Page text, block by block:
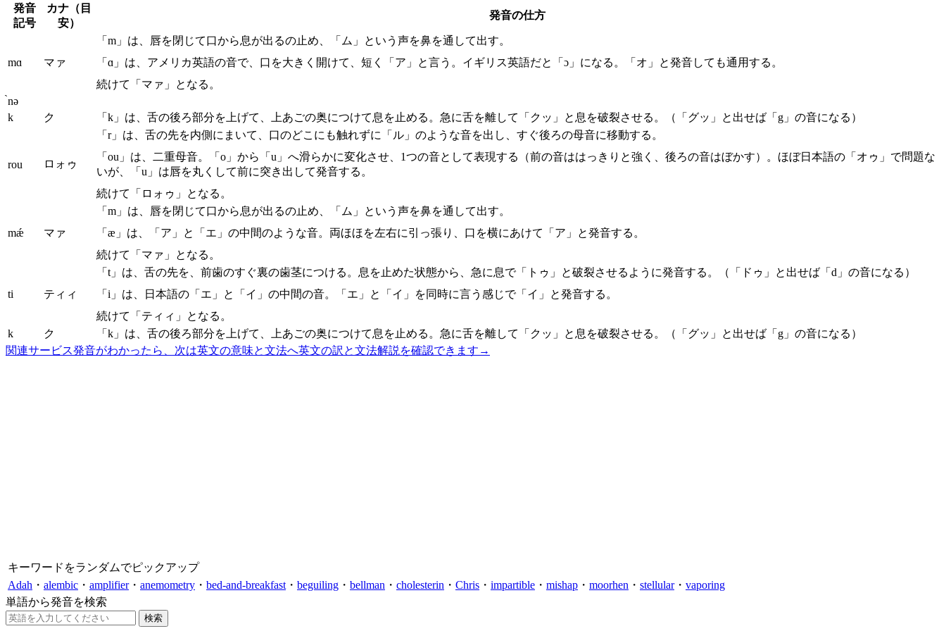
発音
記号
カナ（目
安）
発音の仕方
mɑ マァ
「m」は、唇を閉じて口から息が出るの止め、「ム」という声を鼻を通して出す。
「ɑ」は、アメリカ英語の音で、口を大きく開けて、短く「ア」と言う。イギリス英語だと「ɔ」になる。「オ」と発音しても通用する。
続けて「マァ」となる。
̀nə
k
ク 「k」は、舌の後ろ部分を上げて、上あごの奥につけて息を止める。急に舌を離して「クッ」と息を破裂させる。（「グッ」と出せば「g」の音になる）
rou ロォゥ
「r」は、舌の先を内側にまいて、口のどこにも触れずに「ル」のような音を出し、すぐ後ろの母音に移動する。
「ou」は、二重母音。「o」から「u」へ滑らかに変化させ、1つの音として表現する（前の音ははっきりと強く、後ろの音はぼかす）。ほぼ日本語の「オゥ」で問題な
いが、「u」は唇を丸くして前に突き出して発音する。
続けて「ロォゥ」となる。
mǽ マァ
「m」は、唇を閉じて口から息が出るの止め、「ム」という声を鼻を通して出す。
「æ」は、「ア」と「エ」の中間のような音。両ほほを左右に引っ張り、口を横にあけて「ア」と発音する。
続けて「マァ」となる。
ti ティィ
「t」は、舌の先を、前歯のすぐ裏の歯茎につける。息を止めた状態から、急に息で「トゥ」と破裂させるように発音する。（「ドゥ」と出せば「d」の音になる）
「i」は、日本語の「エ」と「イ」の中間の音。「エ」と「イ」を同時に言う感じで「イ」と発音する。
続けて「ティィ」となる。
k
ク
「k」は、舌の後ろ部分を上げて、上あごの奥につけて息を止める。急に舌を離して「クッ」と息を破裂させる。（「グッ」と出せば「g」の音になる）
関連サービス発音がわかったら、次は英文の意味と文法へ英文の訳と文法解説を確認できます →
キーワードをランダムでピックアップ
Adah ・ alembic ・ amplifier・ anemometry ・ bed-and-breakfast ・ beguiling ・ bellman ・ cholesterin ・ Chris ・ impartible ・ mishap ・ moorhen ・ stellular・ vaporing
単語から発音を検索